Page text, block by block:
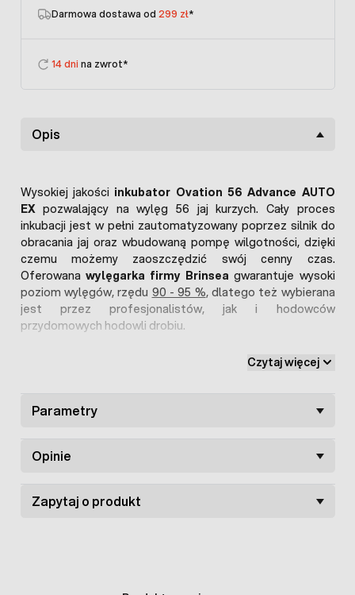
Darmowa dostawa od 299 zł*
14 dni na zwrot*
Opis
Wysokiej jakości inkubator Ovation 56 Advance AUTO
EXpozwalający na wylęg 56 jaj kurzych. Cały proces
inkubacji jest w pełni zautomatyzowany poprzez silnik do
obracania jaj oraz wbudowaną pompę wilgotności, dzięki
czemu możemy zaoszczędzić swój cenny czas.
Oferowana wylęgarka firmy Brinsea gwarantuje wysoki
poziom wylęgów, rzędu 90 - 95 %, dlatego też wybierana
jest przez profesjonalistów, jak i hodowców
przydomowych hodowli drobiu.
posiada wyświetlacz, który znajduje
również ustawienia żądanej temperatury, wilgotności, jak i
informujący o niekorzystnych warunkach.
Jak wiadomo podczas procesu inkubacji jaj zachodzą
reakcje egzotermiczne, czyli jest wydzielane ciepło. Aby
Czytaj więcej
Parametry
Opinie
Zapytaj o produkt